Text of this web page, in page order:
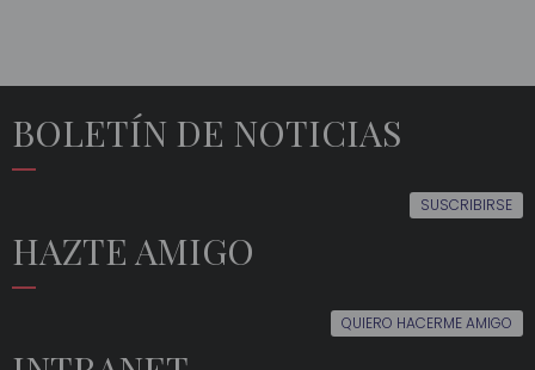
BOLETÍN DE NOTICIAS
SUSCRIBIRSE
HAZTE AMIGO
QUIERO HACERME AMIGO